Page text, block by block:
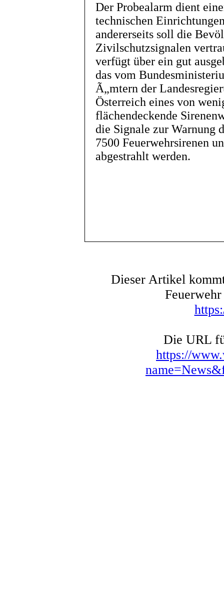
Der Probealarm dient
technischen
andererseits soll die
Zivilschutzsignalen
verfügt über ein gut
das vom
Ã„mtern der
Österreich eines von
flächendeckende
die Signale zur Warnung
7500 Feuerwehrsirenen
abgestrahlt werden.
Dieser Artikel
Die URL
https://